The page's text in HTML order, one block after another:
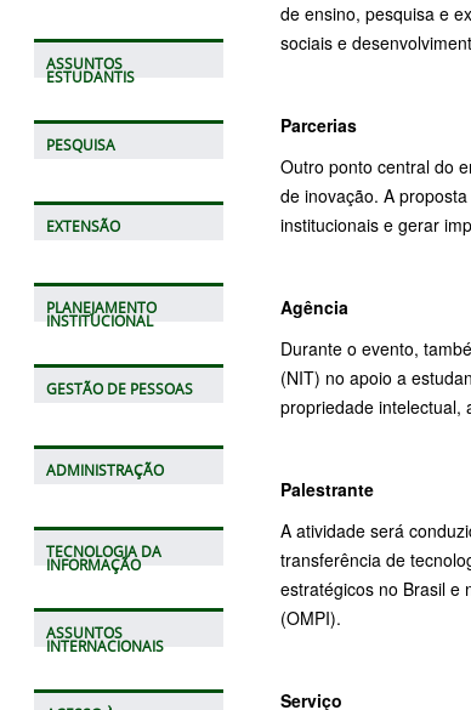
ASSUNTOS
ESTUDANTIS
PESQUISA
EXTENSÃO
PLANEJAMENTO
INSTITUCIONAL
GESTÃO DE PESSOAS
ADMINISTRAÇÃO
TECNOLOGIA DA
INFORMAÇÃO
ASSUNTOS
INTERNACIONAIS
de ensino, pesquisa e
sociais e
Parcerias
Outro ponto central do
de inovação. A
institucionais e gerar
Agência
Durante o evento,
(NIT) no apoio a
propriedade intelectual,
Palestrante
A atividade será
transferência de
estratégicos no Brasil e
(OMPI).
Serviço